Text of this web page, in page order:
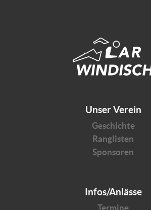
Unser Verein
Geschichte
Ranglisten
Sponsoren
Infos/Anlässe
Termine